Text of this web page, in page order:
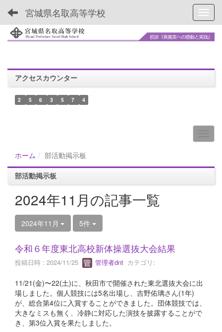
宮城県名取高等学校
アクセスカウンター
2 5 6 3 5 7 4
ホーム 部活動掲示板
部活動掲示板
2024年11月の記事一覧
2024年11月 5件
令和６年度東北高校新体操選抜大会結果
投稿日時 : 2024/11/25 管理者dnt カテゴリ:
11/21(金)〜22(土)に、秋田市で開催された東北選抜大会に出
場しました。個人競技には5名出場し、吉野佑璃さん(1年)
が、総合第4位に入賞することができました。団体競技では、
大きなミスも無く、冷静に対応した演技を披露することがで
き、第3位入賞を果たしました。